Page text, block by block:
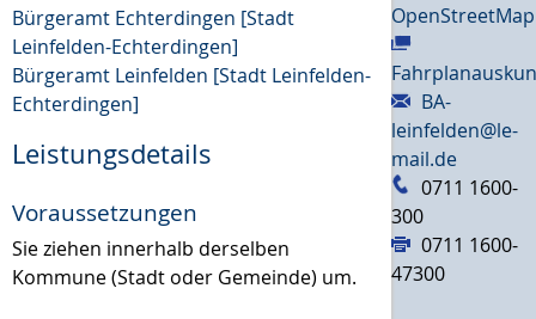
Bürgeramt Echterdingen [Stadt
Leinfelden-Echterdingen]
Bürgeramt Leinfelden [Stadt Leinfelden-
Echterdingen]
Leistungsdetails
Voraussetzungen
Sie ziehen innerhalb derselben
Kommune (Stadt oder Gemeinde) um.
OpenStreetMap
BA-
leinfelden@le-
mail.de
0711 1600-
300
0711 1600-
47300